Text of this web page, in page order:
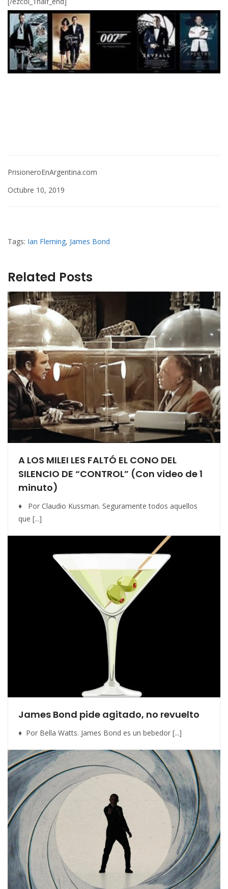
PrisioneroEnArgentina.com
Octubre 10, 2019
Tags: Ian Fleming, James Bond
Related Posts
A LOS MILEI LES FALTÓ EL CONO DEL
SILENCIO DE “CONTROL” (Con video de 1
minuto)
♦ Por Claudio Kussman. Seguramente todos aquellos
que [...]
James Bond pide agitado, no revuelto
♦ Por Bella Watts. James Bond es un bebedor [...]